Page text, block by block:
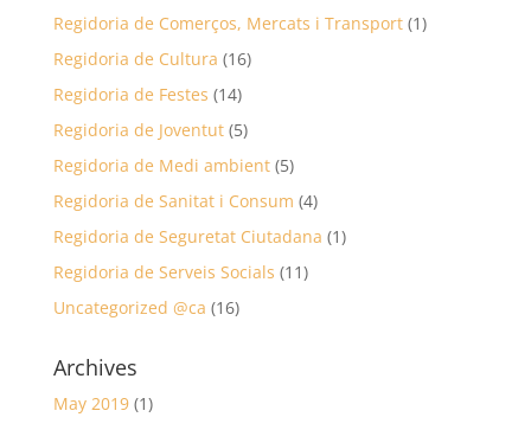
Regidoria de Comerços, Mercats i Transport(1)
Regidoria de Cultura (16)
Regidoria de Festes (14)
Regidoria de Joventut(5)
Regidoria de Medi ambient(5)
Regidoria de Sanitat i Consum (4)
Regidoria de Seguretat Ciutadana (1)
Regidoria de Serveis Socials (11)
Uncategorized @ca (16)
Archives
May 2019(1)